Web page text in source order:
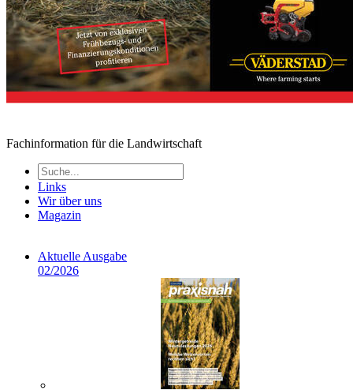
Fachinformation für die Landwirtschaft
Links
Wir über uns
Magazin
Aktuelle Ausgabe
02/2026